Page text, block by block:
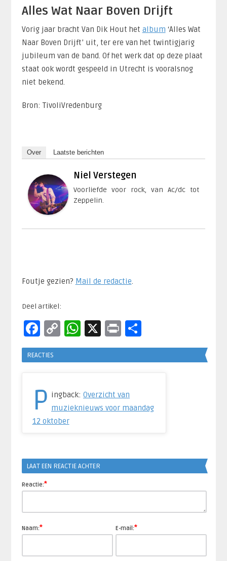
Alles Wat Naar Boven Drijft
Vorig jaar bracht Van Dik Hout het album ‘Alles Wat
Naar Boven Drijft’ uit, ter ere van het twintigjarig
jubileum van de band. Of het werk dat op deze plaat
staat ook wordt gespeeld in Utrecht is vooralsnog
niet bekend.
Bron: TivoliVredenburg
Over Laatste berichten
Niel Verstegen
Voorliefde voor rock, van Ac/dc tot
Zeppelin.
Foutje gezien? Mail de redactie.​
Deel artikel:
Facebook
Copy
Link
WhatsApp
X PrintDelen
REACTIES
P ingback:Overzicht van
muzieknieuws voor maandag
12 oktober
LAAT EEN REACTIE ACHTER
Reactie:*
Naam:* E-mail:*